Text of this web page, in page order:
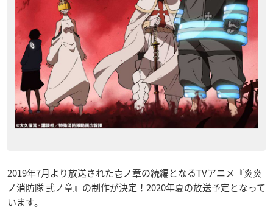
2019年7月より放送された壱ノ章の続編となるTVアニメ『炎炎
ノ消防隊 弐ノ章』の制作が決定！2020年夏の放送予定となって
います。